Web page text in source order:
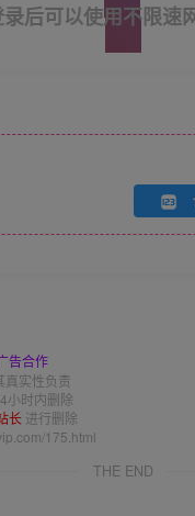
录后可以使用不限速
告合作
真实性负责
小时内删除
长 进行删除
175.html
THE END